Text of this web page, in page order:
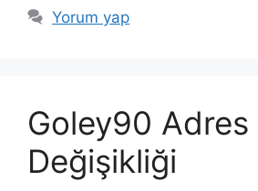
Yorum yap
Goley90 Adres
Değişikliği